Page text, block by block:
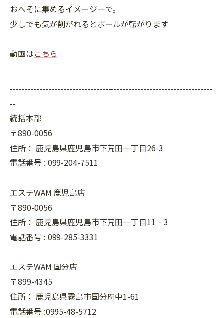
おへそに集めるイメージ―で。
少しでも気が削がれるとボールが転がります
動画はこちら
--------------------------------------------------------------------
--
統括本部
〒890-0056
住所： 鹿児島県鹿児島市下荒田一丁目26-3
電話番号 : 099-204-7511
エステWAM 鹿児島店
〒890-0056
住所： 鹿児島県鹿児島市下荒田一丁目11‐3
電話番号 : 099-285-3331
エステWAM 国分店
〒899-4345
住所： 鹿児島県霧島市国分府中1-61
電話番号 :0995-48-5712